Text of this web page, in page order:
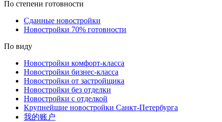
По степени готовности
Сданные новостройки
Новостройки 70% готовности
По виду
Новостройки комфорт-класса
Новостройки бизнес-класса
Новостройки от застройщика
Новостройки без отделки
Новостройки с отделкой
Крупнейшие новостройки Санкт-Петербурга
我的账户